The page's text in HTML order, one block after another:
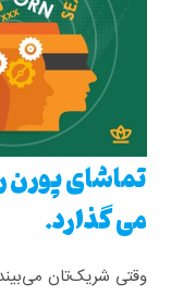
تماشای
می گذارد.
وقتی شریک‌تان می‌بیند